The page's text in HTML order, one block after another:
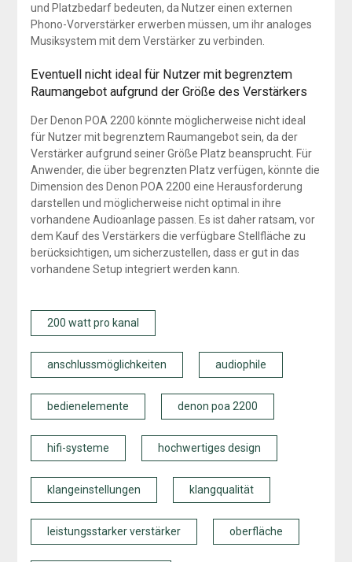
und Platzbedarf bedeuten, da Nutzer einen externen
Phono-Vorverstärker erwerben müssen, um ihr analoges
Musiksystem mit dem Verstärker zu verbinden.
Eventuell nicht ideal für Nutzer mit begrenztem
Raumangebot aufgrund der Größe des Verstärkers
Der Denon POA 2200 könnte möglicherweise nicht ideal
für Nutzer mit begrenztem Raumangebot sein, da der
Verstärker aufgrund seiner Größe Platz beansprucht. Für
Anwender, die über begrenzten Platz verfügen, könnte die
Dimension des Denon POA 2200 eine Herausforderung
darstellen und möglicherweise nicht optimal in ihre
vorhandene Audioanlage passen. Es ist daher ratsam, vor
dem Kauf des Verstärkers die verfügbare Stellfläche zu
berücksichtigen, um sicherzustellen, dass er gut in das
vorhandene Setup integriert werden kann.
200 watt pro kanal
anschlussmöglichkeiten audiophile
bedienelemente denon poa 2200
hifi-systeme hochwertiges design
klangeinstellungen klangqualität
leistungsstarker verstärker oberfläche